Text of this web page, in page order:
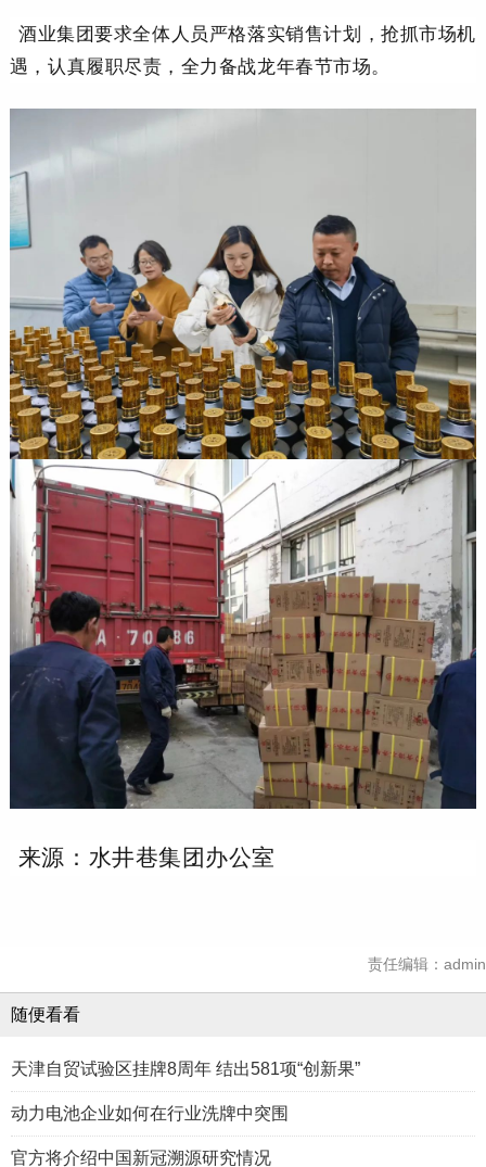
酒业集团要求全体人员严格落实销售计划，抢抓市场机
遇，认真履职尽责，全力备战龙年春节市场。
来源：水井巷集团办公室
责任编辑：admin
随便看看
天津自贸试验区挂牌8周年 结出581项“创新果”
动力电池企业如何在行业洗牌中突围
官方将介绍中国新冠溯源研究情况